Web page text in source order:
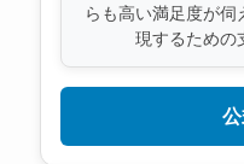
らも高い満足度が
現するための